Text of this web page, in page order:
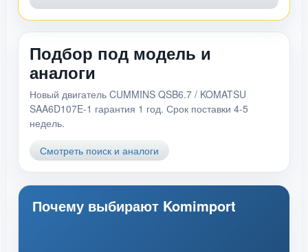
Подбор под модель и
аналоги
Новый двигатель CUMMINS QSB6.7 / KOMATSU
SAA6D107E-1 гарантия 1 год. Срок поставки 4-5
недель.
Смотреть поиск и аналоги
Почему выбирают Komimport